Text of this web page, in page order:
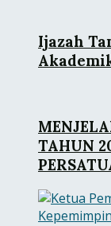
Ijazah
TAHUN